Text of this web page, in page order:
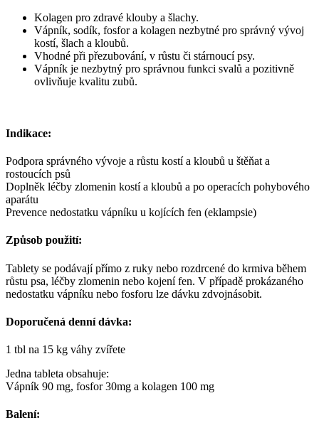
Kolagen pro zdravé klouby a šlachy.
Vápník, sodík, fosfor a kolagen nezbytné pro správný vývoj
kostí, šlach a kloubů.
Vhodné při přezubování, v růstu či stárnoucí psy.
Vápník je nezbytný pro správnou funkci svalů a pozitivně
ovlivňuje kvalitu zubů.
Indikace:
Podpora správného vývoje a růstu kostí a kloubů u štěňat a
rostoucích psů
Doplněk léčby zlomenin kostí a kloubů a po operacích pohybového
aparátu
Prevence nedostatku vápníku u kojících fen (eklampsie)
Způsob použití:
Tablety se podávají přímo z ruky nebo rozdrcené do krmiva během
růstu psa, léčby zlomenin nebo kojení fen. V případě prokázaného
nedostatku vápníku nebo fosforu lze dávku zdvojnásobit.
Doporučená denní dávka:
1 tbl na 15 kg váhy zvířete
Jedna tableta obsahuje:
Vápník 90 mg, fosfor 30mg a kolagen 100 mg
Balení: